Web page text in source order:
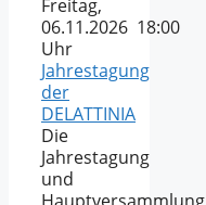
Freitag,
06.11.2026 18:00
Uhr
Jahrestagung
der
DELATTINIA
Die
Jahrestagung
und